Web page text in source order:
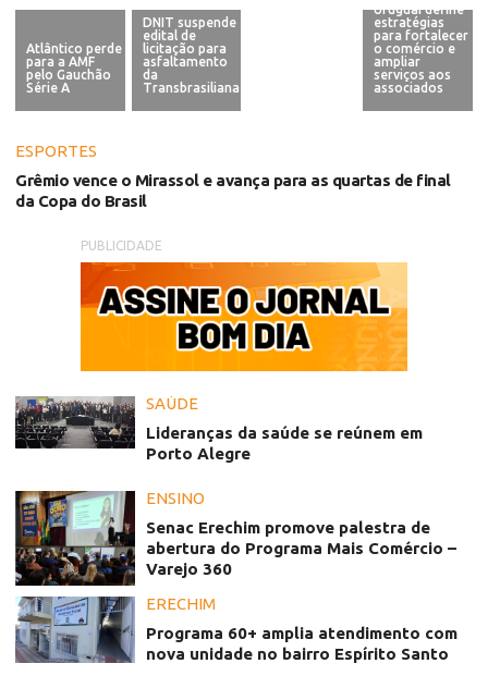
Atlântico perde
para a AMF
pelo Gauchão
Série A
DNIT suspende
edital de
licitação para
asfaltamento
da
Transbrasiliana
Uruguai define
estratégias
para fortalecer
o comércio e
ampliar
serviços aos
associados
ESPORTES
Grêmio vence o Mirassol e avança para as quartas de final
da Copa do Brasil
PUBLICIDADE
SAÚDE
Lideranças da saúde se reúnem em
Porto Alegre
ENSINO
Senac Erechim promove palestra de
abertura do Programa Mais Comércio –
Varejo 360
ERECHIM
Programa 60+ amplia atendimento com
nova unidade no bairro Espírito Santo